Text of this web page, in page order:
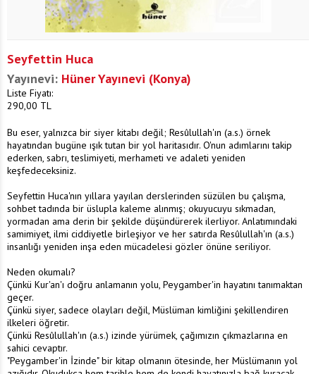
Seyfettin Huca
Yayınevi: Hüner Yayınevi (Konya)
Liste Fiyatı:
290,00 TL
Bu eser, yalnızca bir siyer kitabı değil; Resûlullah'ın (a.s.) örnek
hayatından bugüne ışık tutan bir yol haritasıdır. O'nun adımlarını takip
ederken, sabrı, teslimiyeti, merhameti ve adaleti yeniden
keşfedeceksiniz.
Seyfettin Huca'nın yıllara yayılan derslerinden süzülen bu çalışma,
sohbet tadında bir üslupla kaleme alınmış; okuyucuyu sıkmadan,
yormadan ama derin bir şekilde düşündürerek ilerliyor. Anlatımındaki
samimiyet, ilmi ciddiyetle birleşiyor ve her satırda Resûlullah'ın (a.s.)
insanlığı yeniden inşa eden mücadelesi gözler önüne seriliyor.
Neden okumalı?
Çünkü Kur'an'ı doğru anlamanın yolu, Peygamber'in hayatını tanımaktan
geçer.
Çünkü siyer, sadece olayları değil, Müslüman kimliğini şekillendiren
ilkeleri öğretir.
Çünkü Resûlullah'ın (a.s.) izinde yürümek, çağımızın çıkmazlarına en
sahici cevaptır.
"Peygamber'in İzinde" bir kitap olmanın ötesinde, her Müslümanın yol